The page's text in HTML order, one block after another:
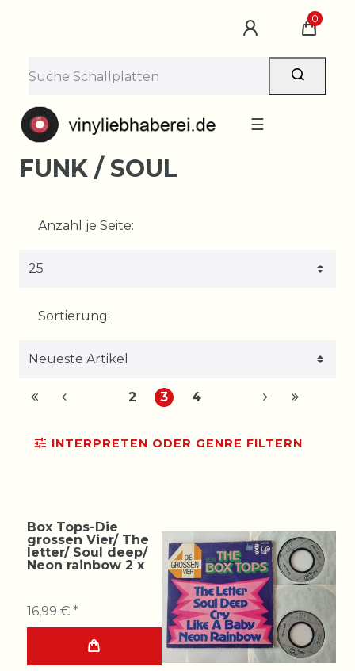
0
☰
FUNK / SOUL
Anzahl je Seite:
Sortierung:
2 3 4
INTERPRETEN ODER GENRE FILTERN
Box Tops-Die
grossen Vier/ The
letter/ Soul deep/
Neon rainbow 2 x
16,99 € *